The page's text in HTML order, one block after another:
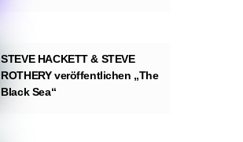
STEVE HACKETT & STEVE
ROTHERY veröffentlichen „The
Black Sea“